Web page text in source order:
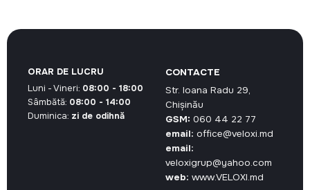
CONTACTE
Str. Ioana Radu 29,
Chișinău
GSM: 060 44 22 77
email: office@veloxi.md
email:
veloxigrup@yahoo.com
web: www.VELOXI.md
ORAR DE LUCRU
Luni - Vineri: 08:00 - 18:00
Sâmbătă: 08:00 - 14:00
Duminica: zi de odihnă